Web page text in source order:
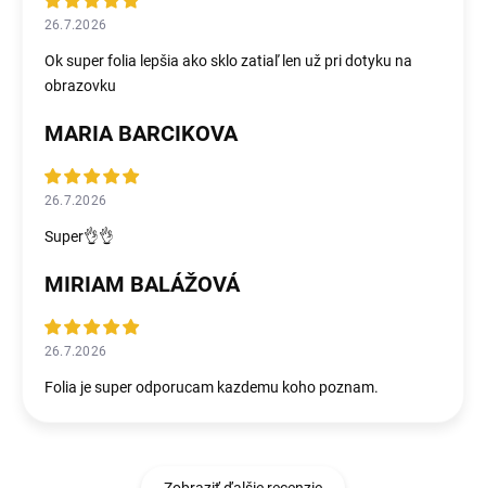
26.7.2026
Ok super folia lepšia ako sklo zatiaľ len už pri dotyku na
obrazovku
MARIA BARCIKOVA
26.7.2026
Super👌👌
MIRIAM BALÁŽOVÁ
26.7.2026
Folia je super odporucam kazdemu koho poznam.